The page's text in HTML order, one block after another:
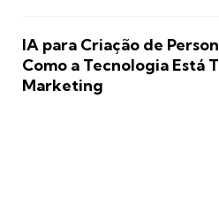
IA para Criação de
Como a Tecnologia Está
Marketing